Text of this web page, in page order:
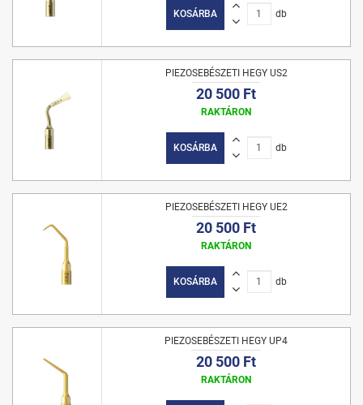
KOSÁRBA db
PIEZOSEBÉSZETI HEGY US2
20 500 Ft
RAKTÁRON
KOSÁRBA db
PIEZOSEBÉSZETI HEGY UE2
20 500 Ft
RAKTÁRON
KOSÁRBA db
PIEZOSEBÉSZETI HEGY UP4
20 500 Ft
RAKTÁRON